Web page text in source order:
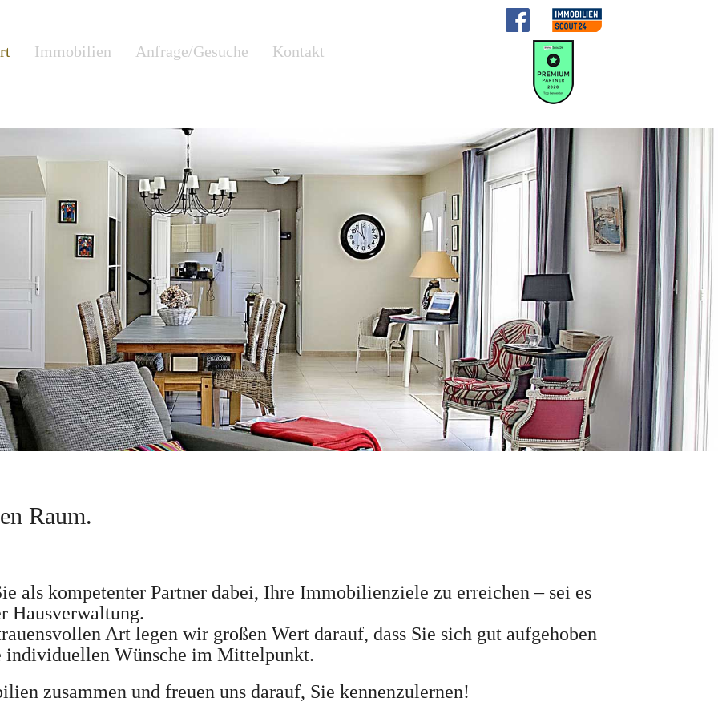
Immobilien Anfrage/Gesuche Kontakt
Raum.
als kompetenter Partner dabei, Ihre Immobilienziele zu erreichen – sei es
Hausverwaltung.
Art legen wir großen Wert darauf, dass Sie sich gut aufgehoben
individuellen Wünsche im Mittelpunkt.
zusammen und freuen uns darauf, Sie kennenzulernen!